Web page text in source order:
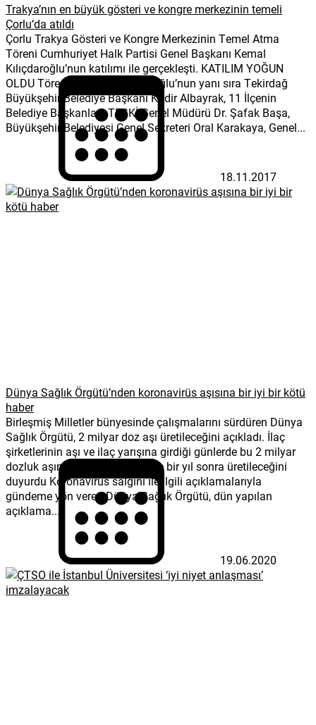
Trakya’nın en büyük gösteri ve kongre merkezinin temeli
Çorlu’da atıldı
Çorlu Trakya Gösteri ve Kongre Merkezinin Temel Atma
Töreni Cumhuriyet Halk Partisi Genel Başkanı Kemal
Kılıçdaroğlu’nun katılımı ile gerçekleşti. KATILIM YOĞUN
OLDU Törende Kemal Kılıçdaroğlu’nun yanı sıra Tekirdağ
Büyükşehir Belediye Başkanı Kadir Albayrak, 11 İlçenin
Belediye Başkanları, TESKİ Genel Müdürü Dr. Şafak Başa,
Büyükşehir Belediyesi Genel Sekreteri Oral Karakaya, Genel...
18.11.2017
Dünya Sağlık Örgütü’nden koronavirüs aşısına bir iyi bir kötü
haber
Birleşmiş Milletler bünyesinde çalışmalarını sürdüren Dünya
Sağlık Örgütü, 2 milyar doz aşı üretileceğini açıkladı. İlaç
şirketlerinin aşı ve ilaç yarışına girdiği günlerde bu 2 milyar
dozluk aşının ise en iyi ihtimalle bir yıl sonra üretileceğini
duyurdu Koronavirüs salgını ile ilgili açıklamalarıyla
gündeme yön veren Dünya Sağlık Örgütü, dün yapılan
açıklama...
19.06.2020